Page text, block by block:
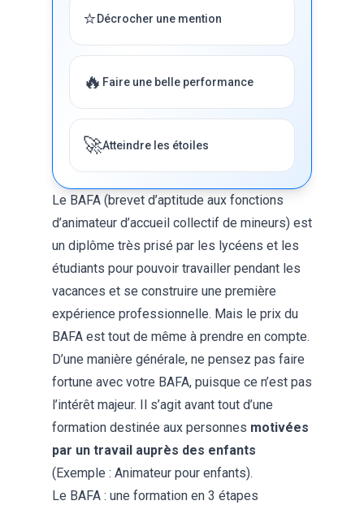
⭐Décrocher une mention
🔥 Faire une belle performance
🚀Atteindre les étoiles
Le BAFA (brevet d’aptitude aux fonctions
d’animateur d’accueil collectif de mineurs) est
un diplôme très prisé par les lycéens et les
étudiants pour pouvoir travailler pendant les
vacances et se construire une première
expérience professionnelle. Mais le prix du
BAFA est tout de même à prendre en compte.
D’une manière générale, ne pensez pas faire
fortune avec votre BAFA, puisque ce n’est pas
l’intérêt majeur. Il s’agit avant tout d’une
formation destinée aux personnes motivées
par un travail auprès des enfants
(Exemple : Animateur pour enfants).
Le BAFA : une formation en 3 étapes